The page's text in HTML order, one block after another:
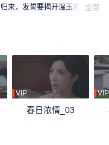
来，发誓要揭开温玉浓爱情
全部
VIP
春日浓情_03
VIP